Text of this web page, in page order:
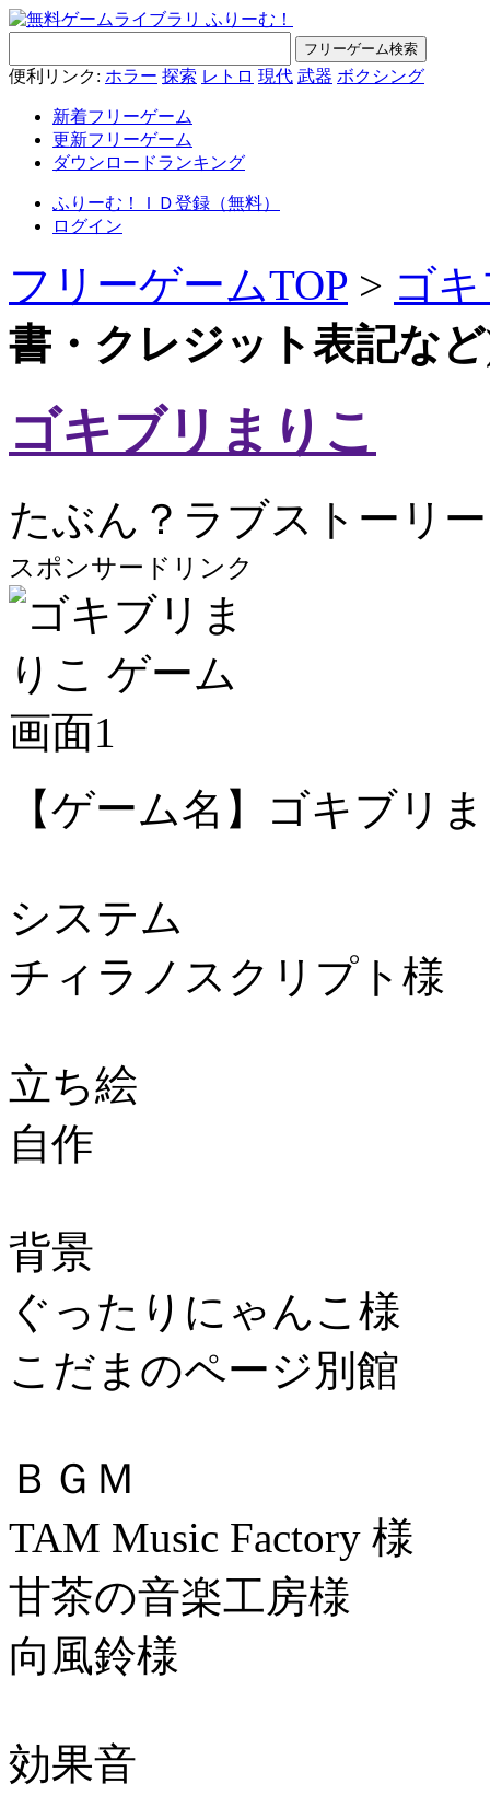
便利リンク: ホラー 探索 レトロ 現代 武器 ボクシング
新着フリーゲーム
更新フリーゲーム
ダウンロードランキング
ふりーむ！ＩＤ登録（無料）
ログイン
フリーゲームTOP > ゴ
書・クレジット表記な
ゴキブリまりこ
たぶん？ラブストーリー
スポンサードリンク
【ゲーム名】ゴキブリ
システム
チィラノスクリプト様
立ち絵
自作
背景
ぐったりにゃんこ様
こだまのページ別館
ＢＧＭ
TAM Music Factory 様
甘茶の音楽工房様
向風鈴様
効果音